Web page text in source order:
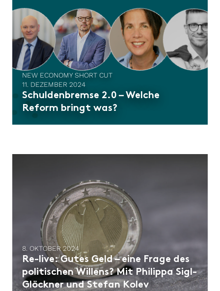
NEW ECONOMY SHORT CUT
11. DEZEMBER 2024
Schuldenbremse 2.0 – Welche
Reform bringt was?
8. OKTOBER 2024
Re-live: Gutes Geld – eine Frage des
politischen Willens? Mit Philippa Sigl-
Glöckner und Stefan Kolev